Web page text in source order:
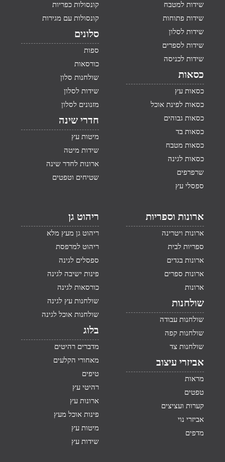
שידות למטבח
שידות פתוחות
שידות לסלון
שידות לספרים
שידות לכניסה
כסאות
כסאות עץ
כסאות לפינת אוכל
כסאות גבוהים
כסאות בד
כסאות מטבח
כסאות לגינה
שרפרפים
ספסלי עץ
קונסולות כפריות
קונסולות עם מגירות
סלונים
ספות
כורסאות
שולחנות סלון
שידות לסלון
מזנונים לסלון
חדרי שינה
מיטות עץ
שידות מיטה
ארונות לחדר שינה
שטיחים וטפטים
ארונות וספריות
ארונות ויטרינה
ספריות לבית
ארונות בגדים
ארונות ספרים
ארונות
שולחנות
שולחנות עבודה
שולחנות קפה
שולחנות צד
אביזרי עיצוב
מראות
טפטים
קערות ועציצים
אביזרי נוי
מדפים
ריהוט גן
ריהוט גן מעץ מלא
ריהוט למרפסת
ספסלים לגינה
פינות ישיבה לגינה
כורסאות לגינה
שולחנות עץ לגינה
שולחנות אוכל לגינה
בלוג
מדברים רהיטים
מאחורי הקלעים
טיפים
רהיטי עץ
ארונות עץ
פינות אוכל מעץ
מיטות עץ
שידות עץ